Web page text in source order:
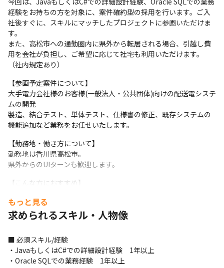
経験をお持ちの方を対象に、案件確約型の採用を行います。ご入
社後すぐに、スキルにマッチしたプロジェクトに参画いただけま
す。
また、高松市への通勤圏内に県外から転居される場合、引越し費
用を会社が負担し、ご希望に応じて社宅も利用いただけます。
（社内規定あり）
【参画予定案件について】
大手電力会社様のお客様(一般法人・公共団体)向けの配送電システ
ムの開発
製造、結合テスト、単体テスト、仕様書の修正、既存システムの
機能追加など業務をお任せいたします。
【勤務地・働き方について】
勤務地は香川県高松市。
県外からのUIターンも歓迎します。
【こんな方におすすめ】
・安定した条件でスキルを活かしたい方
・技術者として長く働ける環境を探している方
（1）明確な評価制度
他の企業にはない、目で見てわかる、可視化された評価制度によ
り明確に目標を定めて、給与アップやスキルアップを目指せる仕
もっと見る
求められるスキル・人物像
■ 必須スキル/経験
・JavaもしくはC#での詳細設計経験　1年以上
・Oracle SQLでの業務経験　1年以上